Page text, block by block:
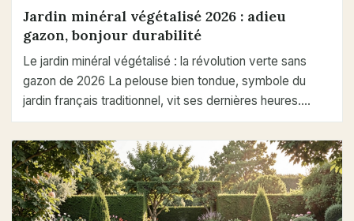
Jardin minéral végétalisé 2026 : adieu
gazon, bonjour durabilité
Le jardin minéral végétalisé : la révolution verte sans
gazon de 2026 La pelouse bien tondue, symbole du
jardin français traditionnel, vit ses dernières heures.…